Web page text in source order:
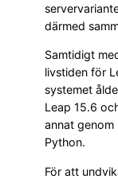
därmed
Samtidigt
livstiden för
systemet
Leap 15.6
annat genom
Python.
För att